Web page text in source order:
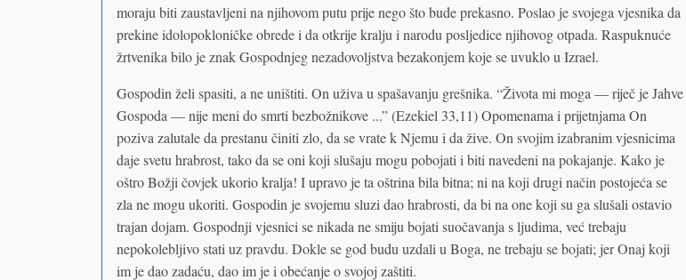
moraju biti zaustavljeni na njihovom putu prije nego što bude prekasno. Poslao je svojega vjesnika da
prekine idolopokloničke obrede i da otkrije kralju i narodu posljedice njihovog otpada. Raspuknuće
žrtvenika bilo je znak Gospodnjeg nezadovoljstva bezakonjem koje se uvuklo u Izrael.
Gospodin želi spasiti, a ne uništiti. On uživa u spašavanju grešnika. “Života mi moga — riječ je Jahve
Gospoda — nije meni do smrti bezbožnikove ...” (Ezekiel 33,11) Opomenama i prijetnjama On
poziva zalutale da prestanu činiti zlo, da se vrate k Njemu i da žive. On svojim izabranim vjesnicima
daje svetu hrabrost, tako da se oni koji slušaju mogu pobojati i biti navedeni na pokajanje. Kako je
oštro Božji čovjek ukorio kralja! I upravo je ta oštrina bila bitna; ni na koji drugi način postojeća se
zla ne mogu ukoriti. Gospodin je svojemu sluzi dao hrabrosti, da bi na one koji su ga slušali ostavio
trajan dojam. Gospodnji vjesnici se nikada ne smiju bojati suočavanja s ljudima, već trebaju
nepokolebljivo stati uz pravdu. Dokle se god budu uzdali u Boga, ne trebaju se bojati; jer Onaj koji
im je dao zadaću, dao im je i obećanje o svojoj zaštiti.